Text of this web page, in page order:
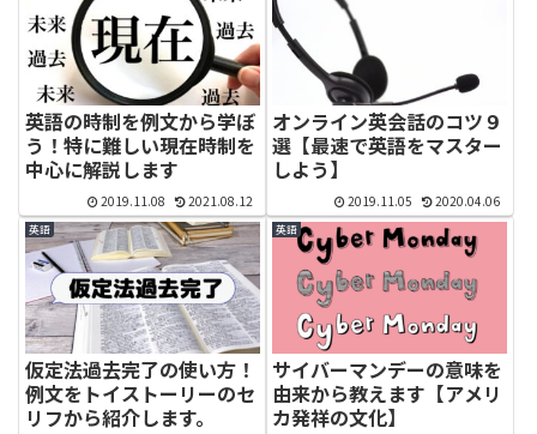
英語の時制を例文から学ぼ
う！特に難しい現在時制を
中心に解説します
2019.11.08 2021.08.12
オンライン英会話のコツ９
選【最速で英語をマスター
しよう】
2019.11.05 2020.04.06
英語
仮定法過去完了の使い方！
例文をトイストーリーのセ
リフから紹介します。
英語
サイバーマンデーの意味を
由来から教えます【アメリ
カ発祥の文化】